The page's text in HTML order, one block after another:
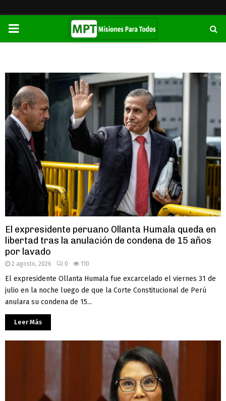
PRIMARY
El expresidente peruano Ollanta Humala queda en
libertad tras la anulación de condena de 15 años
por lavado
2 agosto, 2026 0 110
El expresidente Ollanta Humala fue excarcelado el viernes 31 de
julio en la noche luego de que la Corte Constitucional de Perú
anulara su condena de 15...
Leer Más